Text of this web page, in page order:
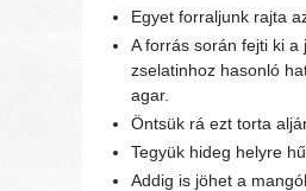
Egyet forraljunk rajta
A forrás során fejti ki a
zselatinhoz hasonló
agar.
Öntsük rá ezt torta
Tegyük hideg helyre
Addig is jöhet a